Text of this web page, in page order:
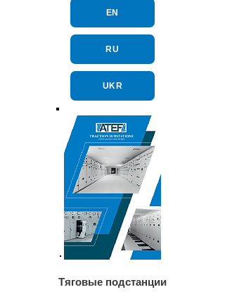
EN
RU
UKR
Тяговые подстанции